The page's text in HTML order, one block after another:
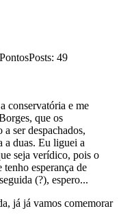
Posts: 49
conservatória e me
que os
ser despachados,
a duas. Eu liguei a
seja verídico, pois o
tenho esperança de
(?), espero...
já já vamos comemorar